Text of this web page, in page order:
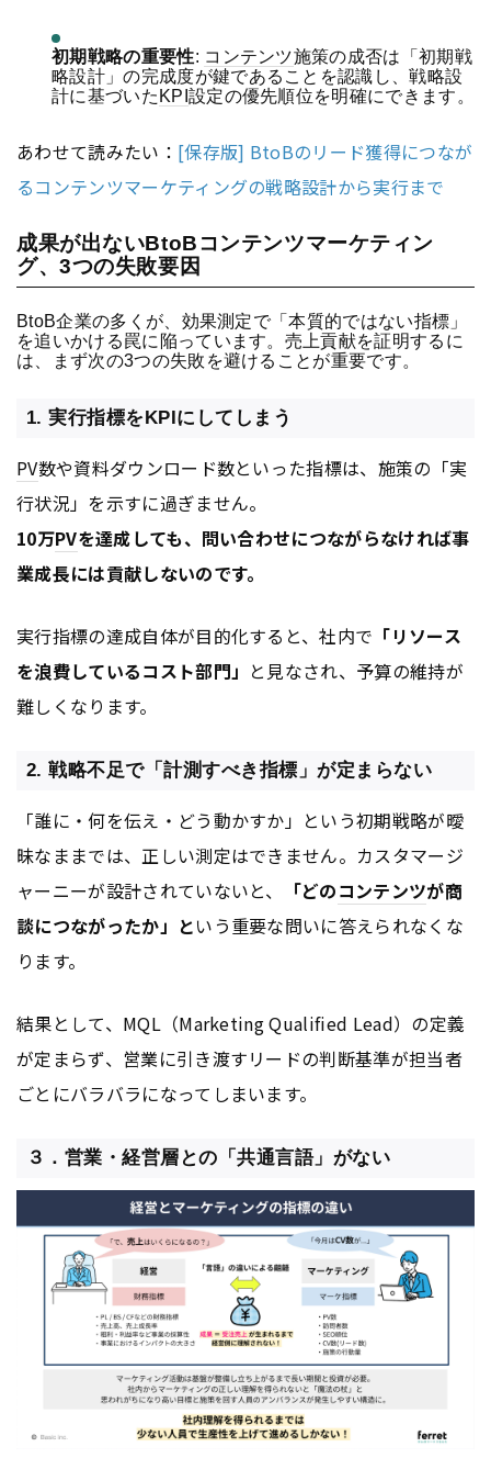
初期戦略の重要性: コンテンツ施策の成否は「初期戦
略設計」の完成度が鍵であることを認識し、戦略設
計に基づいた KPI 設定の優先順位を明確にできます。
あわせて読みたい： [保存版] BtoBのリード獲得につなが
るコンテンツマーケティングの戦略設計から実行まで
成果が出ないBtoBコンテンツマーケティン
グ、3つの失敗要因
BtoB企業の多くが、効果測定で「本質的ではない指標」
を追いかける罠に陥っています。売上貢献を証明するに
は、まず次の3つの失敗を避けることが重要です。
1. 実行指標をKPIにしてしまう
PV数や資料ダウンロード数といった指標は、施策の「実
行状況」を示すに過ぎません。
10万PVを達成しても、問い合わせにつながらなければ事
業成長には貢献しないのです。
実行指標の達成自体が目的化すると、社内で 「リソース
を浪費しているコスト部門」 と見なされ、予算の維持が
難しくなります。
2. 戦略不足で「計測すべき指標」が定まらない
「誰に・何を伝え・どう動かすか」という初期戦略が曖
昧なままでは、正しい測定はできません。カスタマージ
ャーニーが設計されていないと、
「どのコンテンツが商
談につながったか」という重要な問いに答えられなくな
ります。
結果として、MQL（Marketing Qualified Lead）の定義
が定まらず、営業に引き渡すリードの判断基準が担当者
ごとにバラバラになってしまいます。
３．営業・経営層との「共通言語」がない